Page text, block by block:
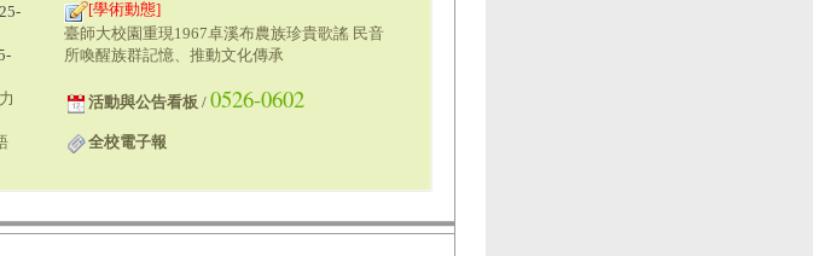
[學術動態]
臺師大校園重現1967卓溪布農族珍貴歌謠 民音
所喚醒族群記憶、推動文化傳承
活動與公告看板 / 0526-0602
全校電子報